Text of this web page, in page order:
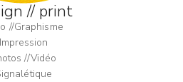
// print
//Graphisme
Impression
//Vidéo